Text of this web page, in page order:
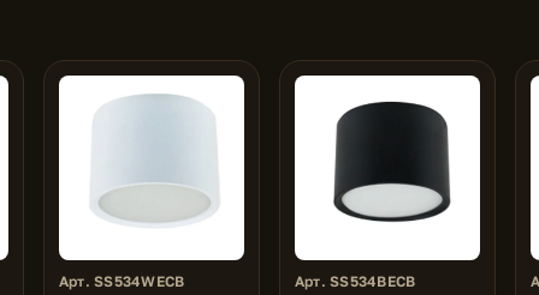
Арт. SS534WECB Арт. SS534BECB